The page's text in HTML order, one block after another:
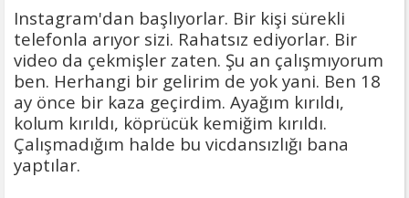
Instagram'dan başlıyorlar. Bir kişi sürekli
telefonla arıyor sizi. Rahatsız ediyorlar. Bir
video da çekmişler zaten. Şu an çalışmıyorum
ben. Herhangi bir gelirim de yok yani. Ben 18
ay önce bir kaza geçirdim. Ayağım kırıldı,
kolum kırıldı, köprücük kemiğim kırıldı.
Çalışmadığım halde bu vicdansızlığı bana
yaptılar.